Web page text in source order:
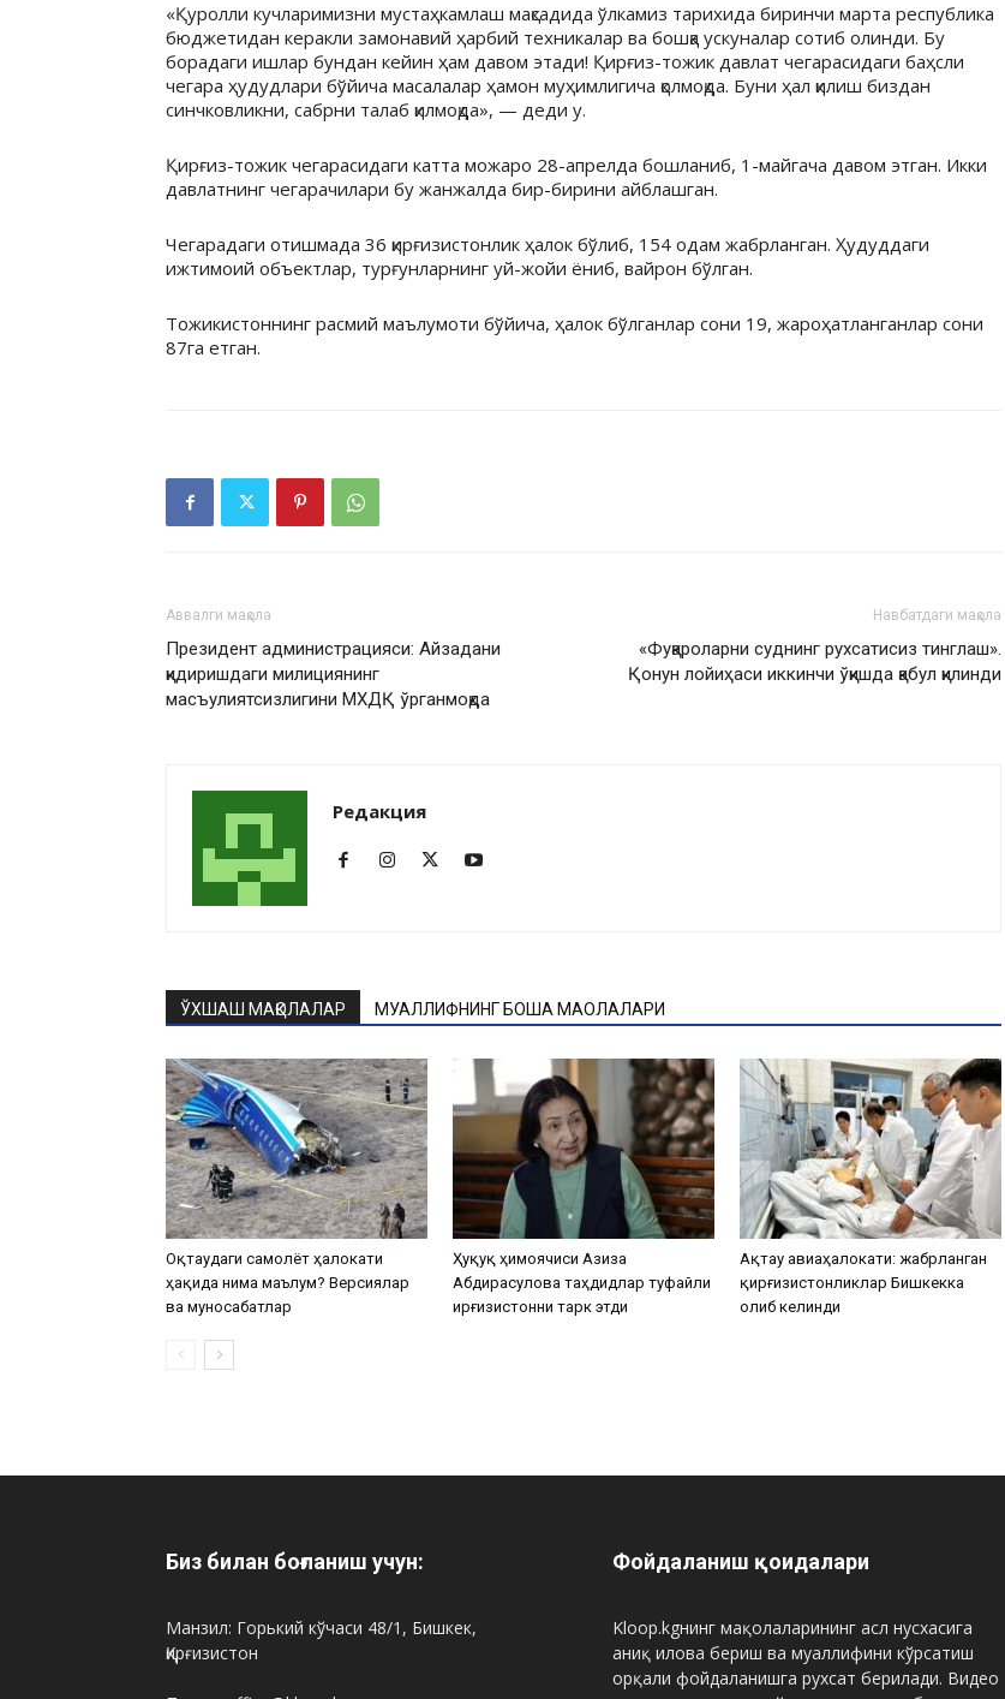
«Қуролли кучларимизни мустаҳкамлаш мақсадида ўлкамиз тарихида биринчи марта республика
бюджетидан керакли замонавий ҳарбий техникалар ва бошқа ускуналар сотиб олинди. Бу
борадаги ишлар бундан кейин ҳам давом этади! Қирғиз-тожик давлат чегарасидаги баҳсли
чегара ҳудудлари бўйича масалалар ҳамон муҳимлигича қолмоқда. Буни ҳал қилиш биздан
синчковликни, сабрни талаб қилмоқда», — деди у.
Қирғиз-тожик чегарасидаги катта можаро 28-апрелда бошланиб, 1-майгача давом этган. Икки
давлатнинг чегарачилари бу жанжалда бир-бирини айблашган.
Чегарадаги отишмада 36 қирғизистонлик ҳалок бўлиб, 154 одам жабрланган. Ҳудуддаги
ижтимоий объектлар, турғунларнинг уй-жойи ёниб, вайрон бўлган.
Тожикистоннинг расмий маълумоти бўйича, ҳалок бўлганлар сони 19, жароҳатланганлар сони
87га етган.
Аввалги мақола
Президент администрацияси: Айзадани
қидиришдаги милициянинг
масъулиятсизлигини МХДҚ ўрганмоқда
Навбатдаги мақола
«Фуқароларни суднинг рухсатисиз тинглаш».
Қонун лойиҳаси иккинчи ўқишда қабул қилинди
Редакция
ЎХШАШ МАҚОЛАЛАР МУАЛЛИФНИНГ БОШҚА МАҚОЛАЛАРИ
Оқтаудаги самолёт ҳалокати
ҳақида нима маълум? Версиялар
ва муносабатлар
Ҳуқуқ ҳимоячиси Азиза
Абдирасулова таҳдидлар туфайли
Қирғизистонни тарк этди
Ақтау авиаҳалокати: жабрланган
қирғизистонликлар Бишкекка
олиб келинди
Биз билан боғланиш учун:
Манзил: Горький кўчаси 48/1, Бишкек,
Қирғизистон
Фойдаланиш қоидалари
Kloop.kgнинг мақолаларининг асл нусхасига
аниқ илова бериш ва муаллифини кўрсатиш
орқали фойдаланишга рухсат берилади. Видео